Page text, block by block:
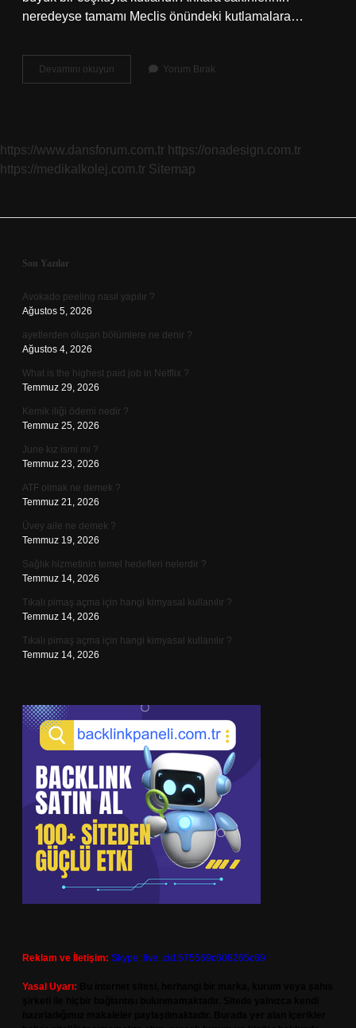
neredeyse tamamı Meclis önündeki kutlamalara…
Devamını okuyun
Nisan
Edildi
Yorum Bırak
https://www.dansforum.com.tr https://onadesign.com.tr
https://medikalkolej.com.tr Sitemap
Sidebar
Son Yazılar
Avokado peeling nasıl yapılır ?
Ağustos 5, 2026
ayetlerden oluşan bölümlere ne denir ?
Ağustos 4, 2026
What is the highest paid job in Netflix ?
Temmuz 29, 2026
Kemik iliği ödemi nedir ?
Temmuz 25, 2026
June kız ismi mi ?
Temmuz 23, 2026
ATF olmak ne demek ?
Temmuz 21, 2026
Üvey aile ne demek ?
Temmuz 19, 2026
Sağlık hizmetinin temel hedefleri nelerdir ?
Temmuz 14, 2026
Tıkalı pimaş açma için hangi kimyasal kullanılır ?
Temmuz 14, 2026
Tıkalı pimaş açma için hangi kimyasal kullanılır ?
Temmuz 14, 2026
Reklam ve İletişim: Skype: live:.cid.575569c608265c69
Yasal Uyarı: